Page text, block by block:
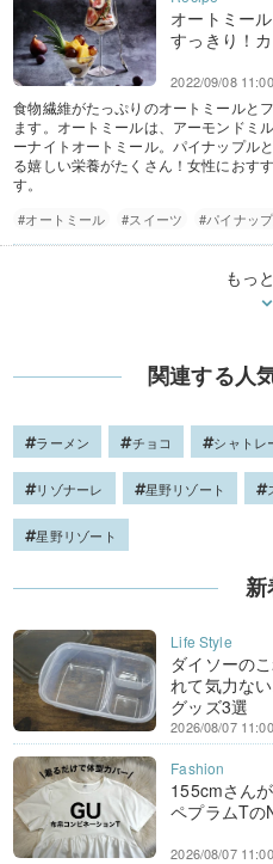
オートミー
すっきり！
2022/09/08 11:00
食物繊維がたっぷりのオートミールと
ます。オートミールは、アーモンドミ
ーナイトオートミール。パイナップル
る嬉しい栄養がたくさん！女性におす
す。
#オートミール #スイーツ #パイナッ
もっ
関連する人
ラーメン チョコ シャトレ
リゾナーレ 星野リゾート
星野リゾート
新
ダイソーの
れて気力な
グッズ3選
2026/08/07 11:00
155cmさん
ペプラムTの
2026/08/07 11:00